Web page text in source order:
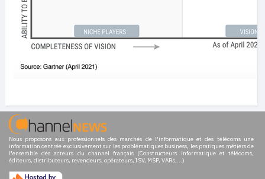
Nous proposons aux professionnels des marchés de l'informatique et des télécoms une
information centrée exclusivement sur les problématiques business, les pratiques métiers de
l'ensemble des acteurs du channel français (Constructeurs informatique et télécoms,
éditeurs, distributeurs, revendeurs, opérateurs, ISV, MSP, VARs,...)